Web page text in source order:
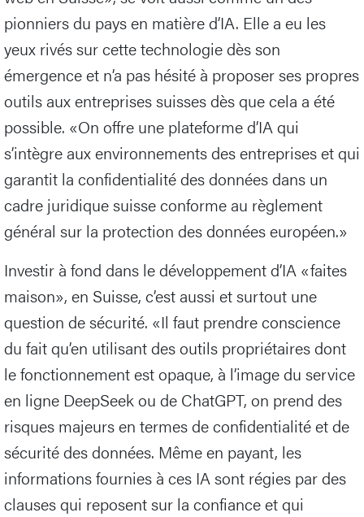
pionniers du pays en matière d’IA. Elle a eu les
yeux rivés sur cette technologie dès son
émergence et n’a pas hésité à proposer ses propres
outils aux entreprises suisses dès que cela a été
possible. «On offre une plateforme d’IA qui
s’intègre aux environnements des entreprises et qui
garantit la confidentialité des données dans un
cadre juridique suisse conforme au règlement
général sur la protection des données européen.»
Investir à fond dans le développement d’IA «faites
maison», en Suisse, c’est aussi et surtout une
question de sécurité. «Il faut prendre conscience
du fait qu’en utilisant des outils propriétaires dont
le fonctionnement est opaque, à l’image du service
en ligne DeepSeek ou de ChatGPT, on prend des
risques majeurs en termes de confidentialité et de
sécurité des données. Même en payant, les
informations fournies à ces IA sont régies par des
clauses qui reposent sur la confiance et qui